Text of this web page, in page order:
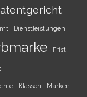
Dienstleistungen
Frist
Klassen Marken